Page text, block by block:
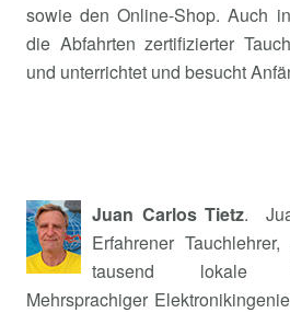
sowie den Online-Shop. Auch
die Abfahrten zertifizierter
und unterrichtet und besucht
Juan Carlos Tietz.
Erfahrener
tausend lokale
Mehrsprachiger